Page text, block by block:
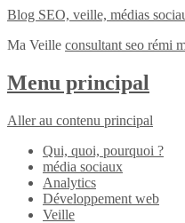
Blog SEO, veille, médias
Ma Veille consultant seo rémi
Menu principal
Aller au contenu principal
Qui, quoi, pourquoi ?
média sociaux
Analytics
Développement web
Veille